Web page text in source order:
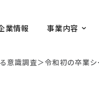
業情報 事業内容
意識調査＞令和初の卒業